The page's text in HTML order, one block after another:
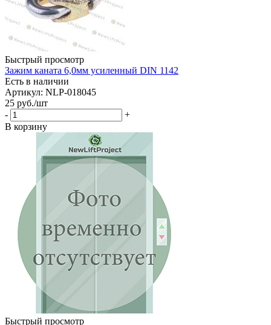
Быстрый просмотр
Зажим каната 6,0мм усиленный DIN 1142
Есть в наличии
Артикул: NLP-018045
25 руб./шт
-
+
В корзину
Быстрый просмотр